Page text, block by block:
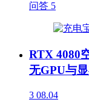
问答 5
RTX 4080
无GPU与
3 08.04